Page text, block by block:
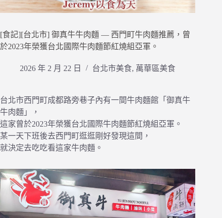
[食記][台北市] 御真牛牛肉麵 — 西門町牛肉麵推薦，曾
於2023年榮獲台北國際牛肉麵節紅燒組亞軍。
2026 年 2 月 22 日 台北市美食, 萬華區美食
台北市西門町成都路旁巷子內有一間牛肉麵館「御真牛
牛肉麵」，
這家曾於2023年榮獲台北國際牛肉麵節紅燒組亞軍。
某一天下班後去西門町逛逛剛好發現這間，
就決定去吃吃看這家牛肉麵。